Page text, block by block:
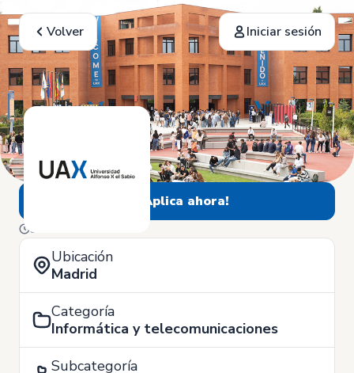
Volver Iniciar sesión
¡Aplica ahora!
3 de Junio
Ubicación
Madrid
Categoría
Informática y telecomunicaciones
Subcategoría